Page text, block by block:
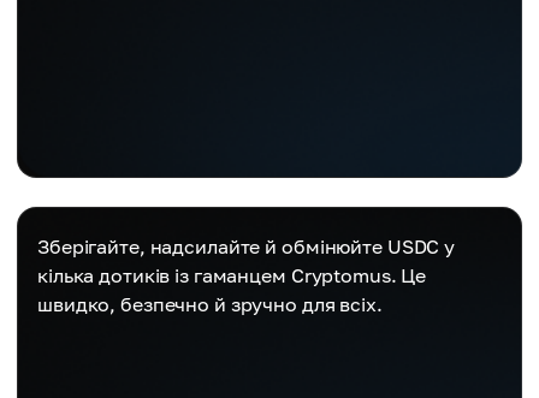
Зберігайте, надсилайте й обмінюйте USDC у
кілька дотиків із гаманцем Cryptomus. Це
швидко, безпечно й зручно для всіх.